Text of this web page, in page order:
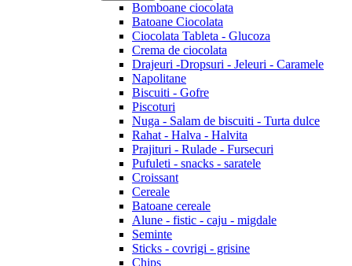
Bomboane ciocolata
Batoane Ciocolata
Ciocolata Tableta - Glucoza
Crema de ciocolata
Drajeuri -Dropsuri - Jeleuri - Caramele
Napolitane
Biscuiti - Gofre
Piscoturi
Nuga - Salam de biscuiti - Turta dulce
Rahat - Halva - Halvita
Prajituri - Rulade - Fursecuri
Pufuleti - snacks - saratele
Croissant
Cereale
Batoane cereale
Alune - fistic - caju - migdale
Seminte
Sticks - covrigi - grisine
Chips